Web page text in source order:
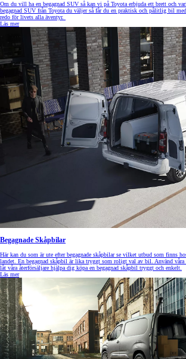
Om du vill ha en begagnad SUV så kan vi på Toyota erbjuda ett brett och
begagnad SUV från Toyota du väljer så får du en praktisk och pålitlig bil
redo för livets alla äventyr.
Läs mer
Begagnade Skåpbilar
Här kan du som är ute efter begagnade skåpbilar se vilket utbud som finns
landet. En begagnad skåpbil är lika tryggt som roligt val av bil. Använd
låt våra återförsäljare hjälpa dig köpa en begagnad skåpbil tryggt och enkelt.
Läs mer